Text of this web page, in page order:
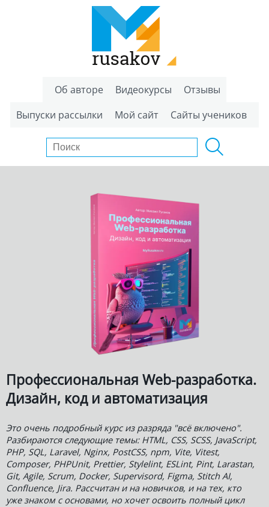
Об авторе Видеокурсы
Отзывы
Выпуски рассылки
Мой сайт Сайты учеников
Создание
Этот курс научит Вас созданию нейросетей на Python.
Курс рассчитан на начинающих. Вся информация идёт от
простого к сложному очень маленькими шажками. При
этом глубокое знание математики не требуется.
Поскольку в курсе Вы будете получать эти знания по
мере необходимости. Из курса Вы узнаете всю
необходимую теорию, научитесь создавать нейросети
самых разных архитектур и обучать их. Вы создадите
УЗНАТЬ ПОДРОБНЕЕ
Выпуски рассылки